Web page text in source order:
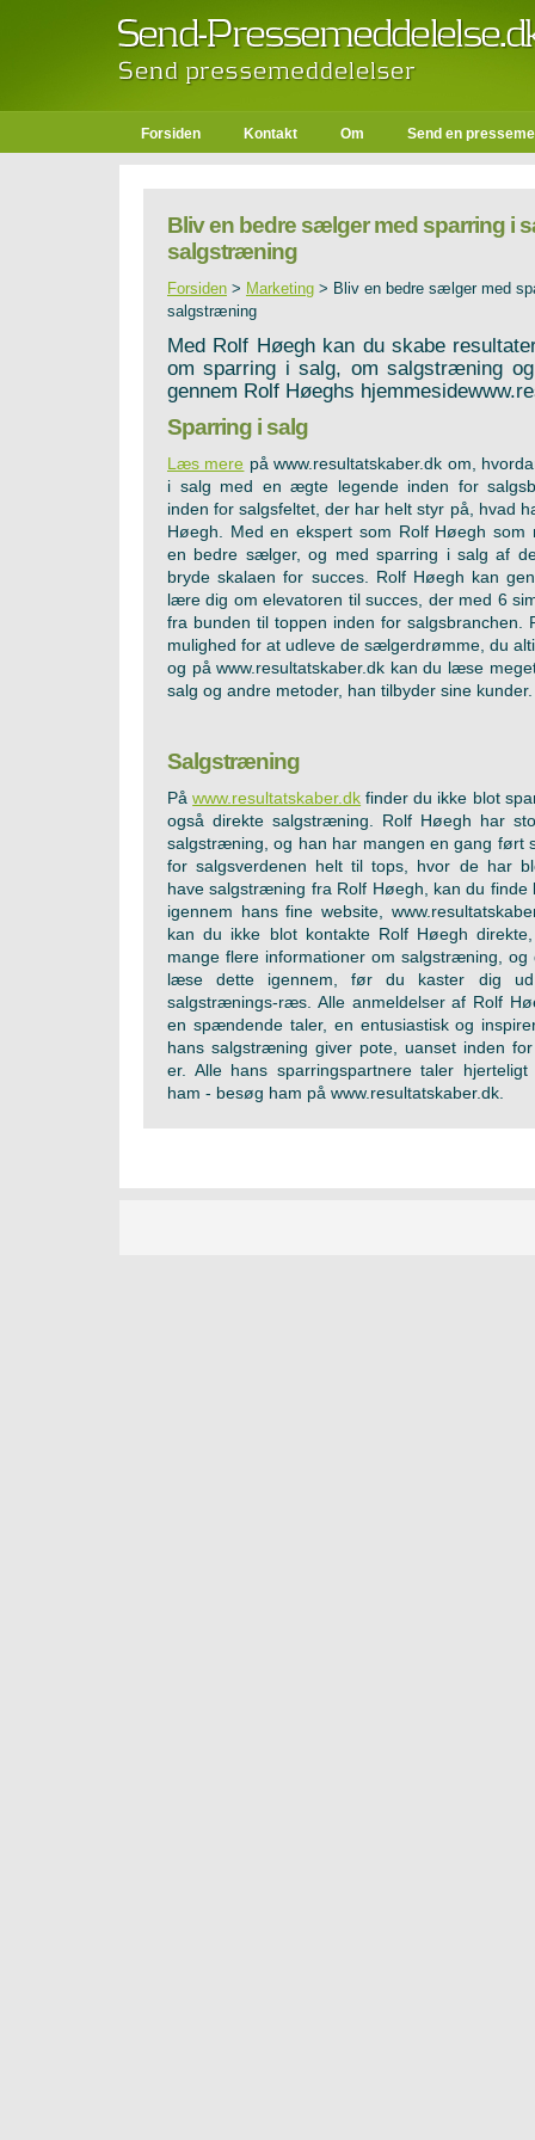
Forsiden Kontakt Om Send en
Bliv en bedre sælger med sparring i
salgstræning
Forsiden > Marketing > Bliv en bedre sælger med
salgstræning
Med Rolf Høegh kan du skabe
om sparring i salg, om salgstræning
gennem Rolf Høeghs
Sparring i salg
Læs mere på www.resultatskaber.dk om,
i salg med en ægte legende inden for
inden for salgsfeltet, der har helt styr på, hvad
Høegh. Med en ekspert som Rolf Høegh som
en bedre sælger, og med sparring i salg af
bryde skalaen for succes. Rolf Høegh kan
lære dig om elevatoren til succes, der med 6
fra bunden til toppen inden for salgsbranchen.
mulighed for at udleve de sælgerdrømme, du
og på www.resultatskaber.dk kan du læse
salg og andre metoder, han tilbyder sine kunder.
Salgstræning
Påwww.resultatskaber.dk finder du ikke blot
også direkte salgstræning. Rolf Høegh har
salgstræning, og han har mangen en gang ført
for salgsverdenen helt til tops, hvor de har
have salgstræning fra Rolf Høegh, kan du finde
igennem hans fine website,
kan du ikke blot kontakte Rolf Høegh
mange flere informationer om salgstræning,
læse dette igennem, før du kaster dig
salgstrænings-ræs. Alle anmeldelser af Rolf
en spændende taler, en entusiastisk og
hans salgstræning giver pote, uanset inden
er. Alle hans sparringspartnere taler
ham - besøg ham på www.resultatskaber.dk.